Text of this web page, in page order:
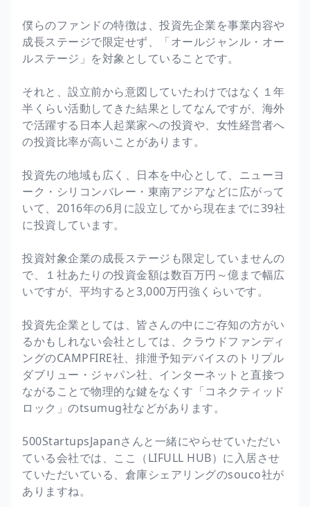
僕らのファンドの特徴は、投資先企業を事業内容や
成長ステージで限定せず、「オールジャンル・オー
ルステージ」を対象としていることです。
それと、設立前から意図していたわけではなく１年
半くらい活動してきた結果としてなんですが、海外
で活躍する日本人起業家への投資や、女性経営者へ
の投資比率が高いことがあります。
投資先の地域も広く、日本を中心として、ニューヨ
ーク・シリコンバレー・東南アジアなどに広がって
いて、2016年の6月に設立してから現在までに39社
に投資しています。
投資対象企業の成長ステージも限定していませんの
で、１社あたりの投資金額は数百万円～億まで幅広
いですが、平均すると3,000万円強くらいです。
投資先企業としては、皆さんの中にご存知の方がい
るかもしれない会社としては、クラウドファンディ
ングのCAMPFIRE社、排泄予知デバイスのトリプル
ダブリュー・ジャパン社、インターネットと直接つ
ながることで物理的な鍵をなくす「コネクティッド
ロック」のtsumug社などがあります。
500StartupsJapanさんと一緒にやらせていただい
ている会社では、ここ（LIFULL HUB）に入居させ
ていただいている、倉庫シェアリングのsouco社が
ありますね。